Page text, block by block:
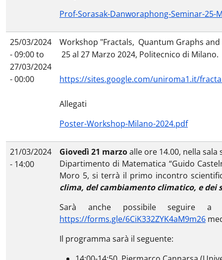
Prof-Sorasak-Danworaphong-Seminar-25-
25/03/2024
- 09:00to
27/03/2024
- 00:00
Workshop "Fractals, Quantum Graphs
25 al 27 Marzo 2024, Politecnico di Milano.
https://sites.google.com/uniroma1.it/
Allegati
Poster-Workshop-Milano-2024.pdf
21/03/2024
- 14:00
Giovedì 21 marzoalle ore 14.00, nella sala
Dipartimento di Matematica “Guido
Moro 5, si terrà il primo incontro
clima, del cambiamento climatico, e dei
Sarà anche possibile seguire a
https://forms.gle/6CiK332ZYK4aM9m26
Il programma sarà il seguente: